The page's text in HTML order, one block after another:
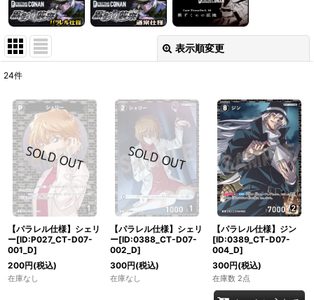
表示順変更
在庫あり
並び順:
絞り込む
24件
【パラレル仕様】シェリ
ー[ID:P027_CT-D07-
001_D]
200円(税込)
在庫なし
【パラレル仕様】シェリ
ー[ID:0388_CT-D07-
002_D]
300円(税込)
在庫なし
【パラレル仕様】ジン
[ID:0389_CT-D07-
004_D]
300円(税込)
在庫数 2点